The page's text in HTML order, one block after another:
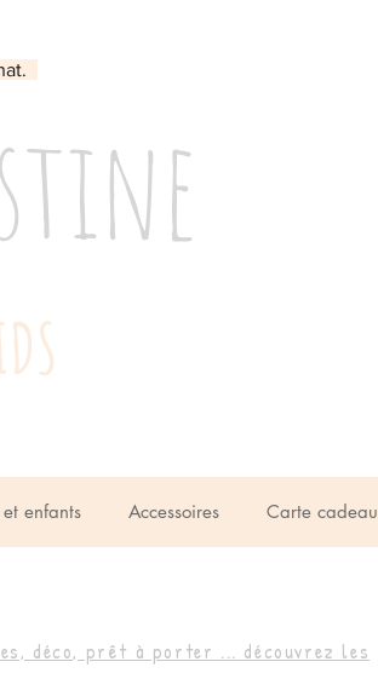
enfants Accessoires Carte cadeau
déco, prêt à porter ... découvrez les